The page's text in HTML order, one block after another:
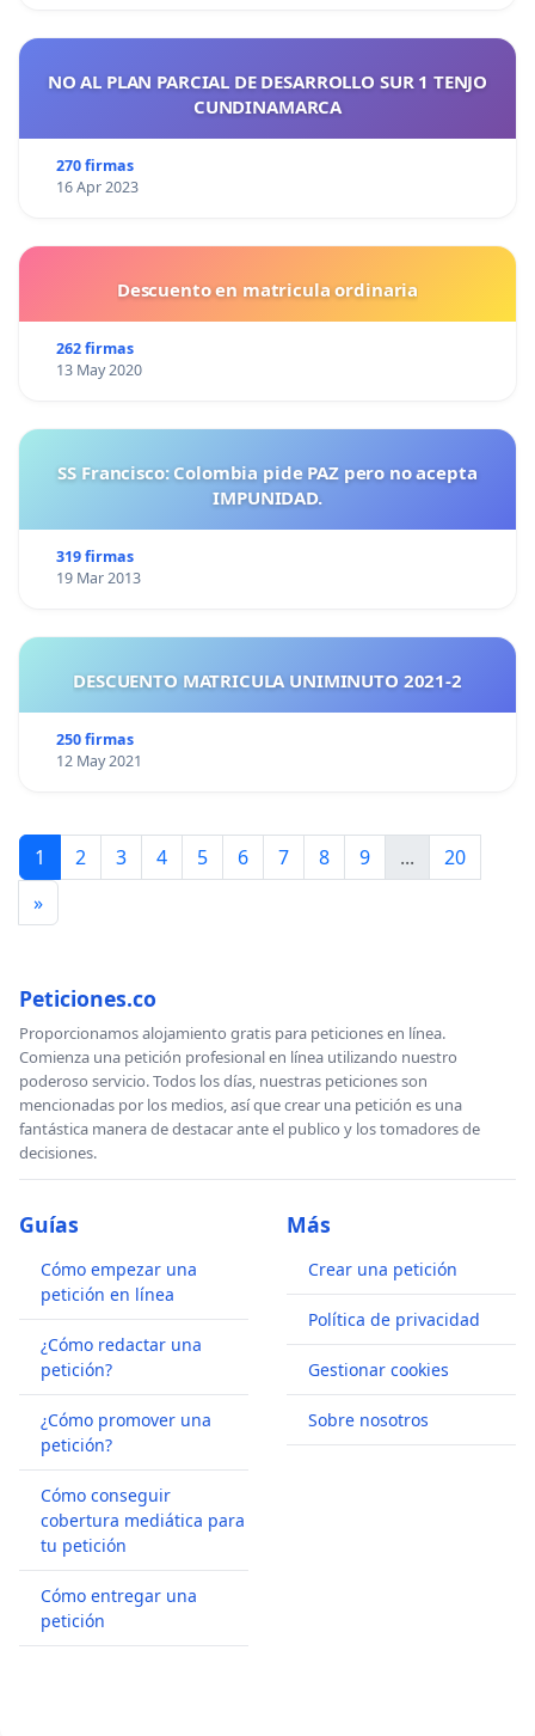
NO AL PLAN PARCIAL DE DESARROLLO SUR 1 TENJO
CUNDINAMARCA
270 firmas
16 Apr 2023
Descuento en matricula ordinaria
262 firmas
13 May 2020
SS Francisco: Colombia pide PAZ pero no acepta
IMPUNIDAD.
319 firmas
19 Mar 2013
DESCUENTO MATRICULA UNIMINUTO 2021-2
250 firmas
12 May 2021
1 2 3 4 5 6 7 8 9 ...
20
»
Peticiones.co
Proporcionamos alojamiento gratis para peticiones en línea.
Comienza una petición profesional en línea utilizando nuestro
poderoso servicio. Todos los días, nuestras peticiones son
mencionadas por los medios, así que crear una petición es una
fantástica manera de destacar ante el publico y los tomadores de
decisiones.
Guías
Cómo empezar una
petición en línea
¿Cómo redactar una
petición?
¿Cómo promover una
petición?
Cómo conseguir
cobertura mediática para
tu petición
Cómo entregar una
petición
Más
Crear una petición
Política de privacidad
Gestionar cookies
Sobre nosotros